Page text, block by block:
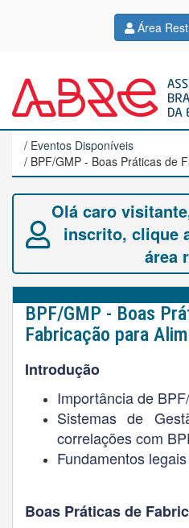
Área
/ Eventos Disponíveis
/ BPF/GMP - Boas Práticas de
Olá caro
inscrito, clique
área
BPF/GMP - Boas
Fabricação para
Introdução
Importância de
Sistemas de
correlações com
Fundamentos
Boas Práticas de